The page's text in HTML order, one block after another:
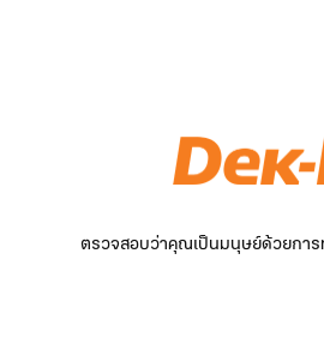
ตรวจสอบว่าคุณเป็นมนุษย์ด้วยการ